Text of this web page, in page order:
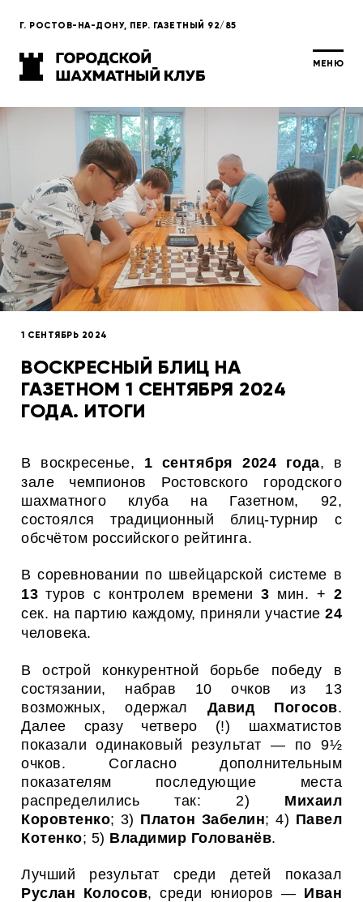
Г. РОСТОВ-НА-ДОНУ, ПЕР. ГАЗЕТНЫЙ 92/85
МЕНЮ
1 СЕНТЯБРЬ 2024
ВОСКРЕСНЫЙ БЛИЦ НА
ГАЗЕТНОМ 1 СЕНТЯБРЯ 2024
ГОДА. ИТОГИ
В воскресенье, 1 сентября 2024 года, в
зале чемпионов Ростовского городского
шахматного клуба на Газетном, 92,
состоялся традиционный блиц-турнир с
обсчётом российского рейтинга.
В соревновании по швейцарской системе в
13 туров с контролем времени3 мин. + 2
сек. на партию каждому, приняли участие 24
человека.
В острой конкурентной борьбе победу в
состязании, набрав 10 очков из 13
возможных, одержал Давид Погосов.
Далее сразу четверо (!) шахматистов
показали одинаковый результат — по 9½
очков. Согласно дополнительным
показателям последующие места
распределились так: 2) Михаил
Коровтенко; 3) Платон Забелин; 4) Павел
Котенко; 5) Владимир Голованёв.
Лучший результат среди детей показал
Руслан Колосов, среди юниоров — Иван